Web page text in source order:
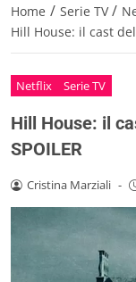
Home / Serie TV /
Hill House: il cast
Netflix Serie TV
Hill House: il
SPOILER
Cristina Marziali -